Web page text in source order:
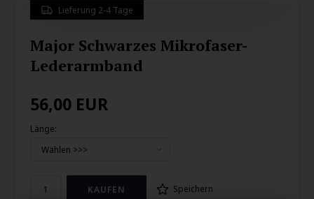
Lieferung 2-4 Tage
Major Schwarzes Mikrofaser-
Lederarmband
56,00 EUR
Länge:
Speichern